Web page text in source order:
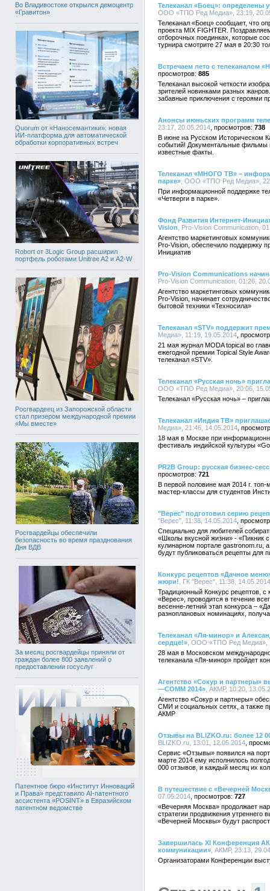
Во Владивостоке открылся демоцентр
«Гравитон»
Quorum от «Наносемантики»: новая
ИИ-платформа для автоматической
обработки корпоративных встреч
Robort от 3Logic Group расширил
портфель роботами Unitree A2 и A2-W
Росгвардеец из Запорожской области
стал призером международной премии
«Мы вместе»
Росгвардейцы обеспечили
безопасность во время празднования
Дня ВДВ
За месяц росгвардейцы приняли от
граждан более 800 заявлений о
предоставлении госуслуг
Патентное бюро «Институт Инноваций
и Права» представило AI-патентного
ассистента «POSINT» в Евразийском
патентном ведомстве
Телеканал «Боец»: определены
ООО «ТПО Ред Медиа», 23:19,
Телеканал «Боец» сообщает, что
проекта MIX FIGHTER.
отборочных поединках, которые
турнира смотрите 27 мая в 20:30
Встречаем лето с телеканалом
885
Телеканал высокой четкости
зрителей новинками разных
забавные приключения с героями
Анонсы июньских программ
23:17, 20.05.2014
738
В июне на Русском Историческом
событий! Документальные фильмы
известные факты.
Телеканал «МНОГО ТВ» –
парке» , ООО «ТПО Ред Медиа»,
При информационной поддержке
«Четверги в парке».
Фонд Развития Интернет-
Vision , Pro-Vision Communication,
Агентство маркетинговых
Pro-Vision, обеспечило поддержку
Инициатив
Pro-Vision Communications
Pro-Vision Communication, 01:26,
Агентство маркетинговых
Pro-Vision, начинает
бытовой техники «Техносила»
Телеканал «STV» поддержит
Медиа», 11:19, 19.05.2014
21 мая журнал MODA topical во
ежегодной премии Topical Style
телеканал «STV».
Телеканал «Русская ночь»
ООО «ТПО Ред Медиа», 20:06,
Телеканал «Русская ночь» –
Телеканал «Индия ТВ»
Медиа», 21:46, 14.05.2014
18 мая в Москве при
фестиваль индийской культуры
PR2B Group: русская бизнес-
721
В первой половине мая 2014 г.
мастер-классы для студентов
"Верес" подготовил серию
"Верес", 11:38, 14.05.2014
Специально для любителей
«Школы вкусной жизни» - «Пикник
кулинарном портале gastronom.ru,
будут публиковаться рецепты для
Конкурс рецептов «Дачное
жюри! , ГК "Верес", 11:38, 14.05.2014
Традиционный Конкурс рецептов, с
«Верес», проводится в течение
весенне-летний этап конкурса –
разноплановых номинациях,
Телеканал «Ля-минор» и
сердце!» , ООО «ТПО Ред Медиа»,
28 мая в Московском
телеканала «Ля-минор» пройдет
Агентство «Сокур и партнеры»
—COMM 2014» , АКМР, 10:20,
Агентство «Сокур и партнеры»
СМИ и социальных сетях, а также
АКМР
Отзывы на BLIZKO.ru: более 12
BLIZKO.ru, 13:01, 12.05.2014
Сервис «Отзывы» появился на
марте 2014 ему исполнилось
000 отзывов, и каждый месяц их
В путешествие с «Вечерней
07.05.2014
727
«Вечерняя Москва» продолжает
стратегии продвижения утреннего
«Вечерней Москвы» будут
Завершилась XI Конференция
коммуникации» , АКМР, 23:13,
Организаторами Конференции